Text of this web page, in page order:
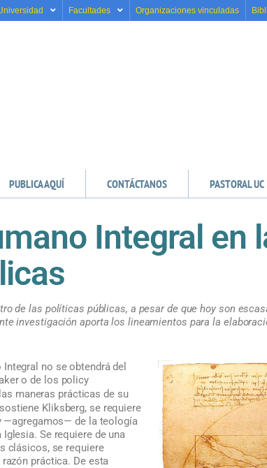
Facultades Organizaciones vinculadas
PUBLICA AQUÍ CONTÁCTANOS PASTORAL UC
Integral en
de las políticas públicas, a pesar de que hoy son
investigación aporta los lineamientos para la
no se obtendrá del
o de los policy
maneras prácticas de su
Kliksberg, se requiere
—agregamos— de la teología
Se requiere de una
clásicos, se requiere
práctica. De esta